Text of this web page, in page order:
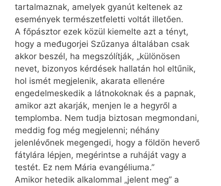
tartalmaznak, amelyek gyanút keltenek az
események természetfeletti voltát illetően.
A főpásztor ezek közül kiemelte azt a tényt,
hogy a međugorjei Szűzanya általában csak
akkor beszél, ha megszólítják, „különösen
nevet, bizonyos kérdések hallatán hol eltűnik,
hol ismét megjelenik, akarata ellenére
engedelmeskedik a látnokoknak és a papnak,
amikor azt akarják, menjen le a hegyről a
templomba. Nem tudja biztosan megmondani,
meddig fog még megjelenni; néhány
jelenlévőnek megengedi, hogy a földön heverő
fátylára lépjen, megérintse a ruháját vagy a
testét. Ez nem Mária evangéliuma.”
Amikor hetedik alkalommal „jelent meg” a